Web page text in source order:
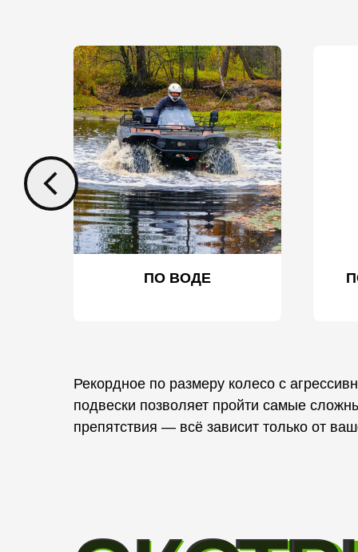
ПО В ОДЕ
Рекордное по размеру колесо с
подвески позволяет пройти самые
препятствия — всё зависит только от